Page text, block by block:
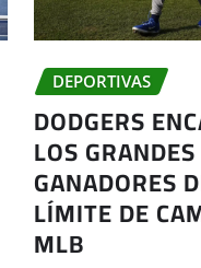
DEPORTIVAS
DODGERS
LOS GRANDES
GANADORES
LÍMITE DE
MLB